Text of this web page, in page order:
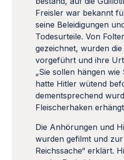
Freisler war bekannt
seine Beleidigungen
Todesurteile. Von
gezeichnet, wurden
vorgeführt und ihre
„Sie sollen hängen wie
hatte Hitler wütend
dementsprechend
Fleischerhaken
Die Anhörungen und
wurden gefilmt und zur
Reichssache“ erklärt.